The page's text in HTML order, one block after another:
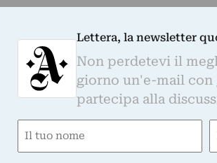
Lettera, la newsletter
Non perdetevi il
giorno un'e-mail
partecipa alla
Nome